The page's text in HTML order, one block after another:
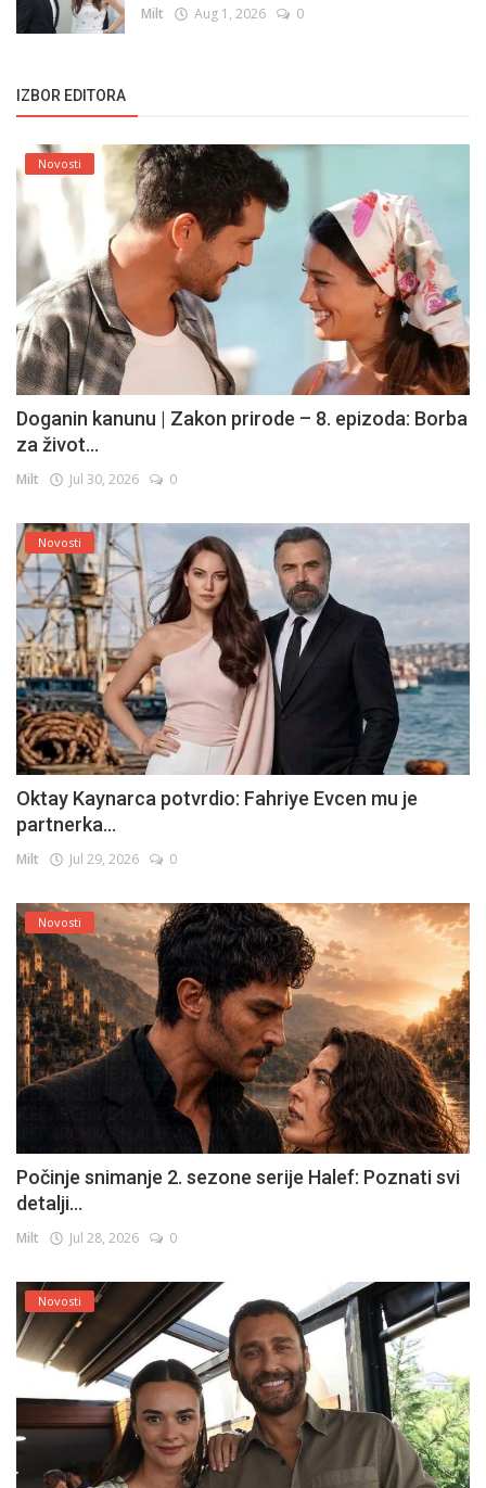
Milt Aug 1, 2026 0
IZBOR EDITORA
Novosti
Doganin kanunu | Zakon prirode – 8. epizoda: Borba
za život...
Milt Jul 30, 2026 0
Novosti
Oktay Kaynarca potvrdio: Fahriye Evcen mu je
partnerka...
Milt Jul 29, 2026 0
Novosti
Počinje snimanje 2. sezone serije Halef: Poznati svi
detalji...
Milt Jul 28, 2026 0
Novosti